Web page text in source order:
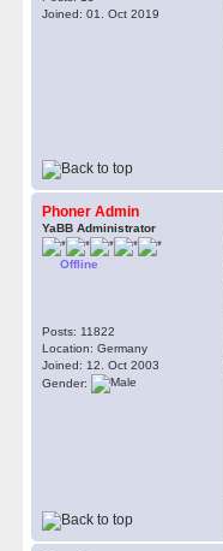
Joined: 01. Oct 2019
Phoner Admin
YaBB Administrator
Offline
Posts: 11822
Location: Germany
Joined: 12. Oct 2003
Gender: